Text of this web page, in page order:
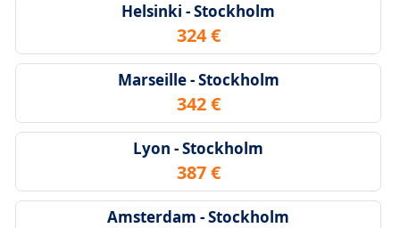
Helsinki - Stockholm
324 €
Marseille - Stockholm
342 €
Lyon - Stockholm
387 €
Amsterdam - Stockholm